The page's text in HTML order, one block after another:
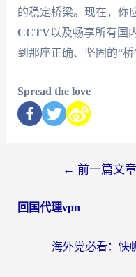
的稳定桥梁。现在，你
CCTV以及畅享所有国
到那座正确、坚固的“桥”
Spread the love
← 前一篇文章
回国代理vpn